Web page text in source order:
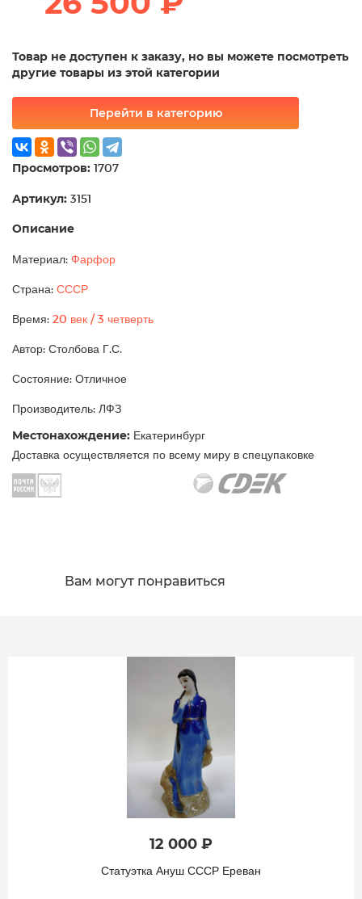
Товар не доступен к заказу, но вы можете посмотреть
другие товары из этой категории
Перейти в категорию
Просмотров: 1707
Артикул: 3151
Описание
Материал: Фарфор
Страна: СССР
Время: 20 век / 3 четверть
Автор: Столбова Г.С.
Состояние: Отличное
Производитель: ЛФЗ
Местонахождение: Екатеринбург
Доставка осуществляется по всему миру в спецупаковке
Вам могут понравиться
12 000 ₽
Статуэтка Ануш СССР Ереван